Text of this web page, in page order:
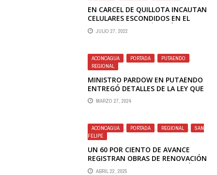
EN CARCEL DE QUILLOTA INCAUTAN
CELULARES ESCONDIDOS EN EL
ENTRETECHO DE PÁBELLÓN
JULIO 27, 2022
ACONCAGUA PORTADA PUTAENDO
REGIONAL
MINISTRO PARDOW EN PUTAENDO
ENTREGÓ DETALLES DE LA LEY QUE
REBAJA TARIFAS ELÉCTRICAS A LOS
APR
MARZO 27, 2024
ACONCAGUA , PORTADA , REGIONAL ,
SAN
FELIPE
UN 60 POR CIENTO DE AVANCE
REGISTRAN OBRAS DE RENOVACIÓN
DE REDES DE ESVAL EN CURIMÓN
ABRIL 22, 2025